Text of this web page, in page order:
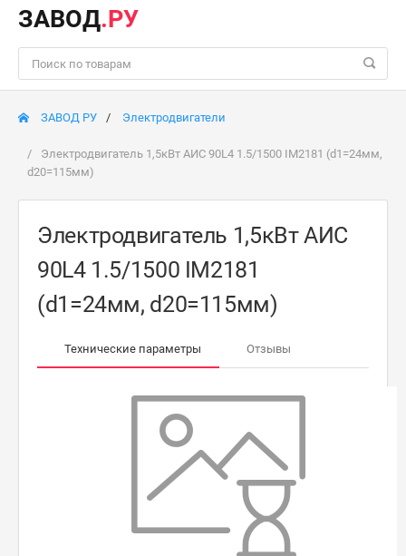
ЗАВОД.РУ
ЗАВОД РУ Электродвигатели
Электродвигатель 1,5кВт АИС 90L4 1.5/1500 IM2181 (d1=24мм,
d20=115мм)
Электродвигатель 1,5кВт АИС
90L4 1.5/1500 IM2181
(d1=24мм, d20=115мм)
Технические параметры Отзывы